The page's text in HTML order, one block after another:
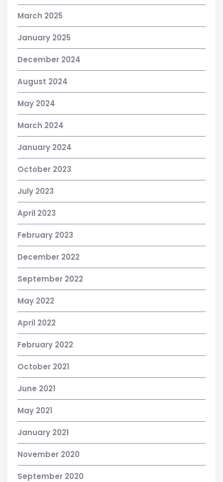
March 2025
January 2025
December 2024
August 2024
May 2024
March 2024
January 2024
October 2023
July 2023
April 2023
February 2023
December 2022
September 2022
May 2022
April 2022
February 2022
October 2021
June 2021
May 2021
January 2021
November 2020
September 2020